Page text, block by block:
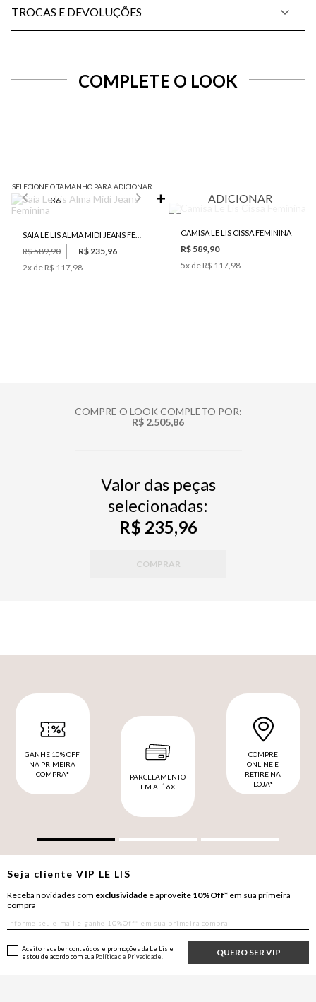
TROCAS E DEVOLUÇÕES
COMPLETE O LOOK
SELECIONE O TAMANHO PARA ADICIONAR
36
R$ 589,90
R$ 235,96
2x de R$ 117,98
ADICIONAR
CAMISA LE LIS CISSA FEMININA
R$ 589,90
5x de R$ 117,98
COMPRE O LOOK COMPLETO POR:
R$ 2.505,86
Valor das peças
selecionadas:
R$ 235,96
COMPRAR
GANHE 10% OFF
NA PRIMEIRA
COMPRA*
PARCELAMENTO
EM ATÉ 6X
COMPRE
ONLINE E
RETIRE NA
LOJA*
Seja clienteVIP LE LIS
Receba novidades com exclusividade e aproveite 10%Off* em sua primeira
compra
QUERO SER VIP
Aceito receber conteúdos e promoções da Le Lis e
estou de acordo com sua Política de Privacidade.